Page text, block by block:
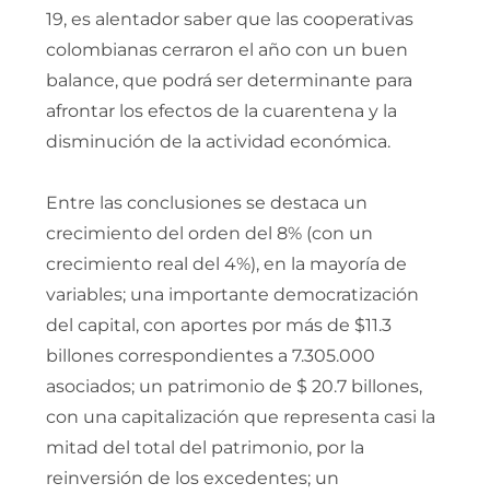
19, es alentador saber que las cooperativas
colombianas cerraron el año con un buen
balance, que podrá ser determinante para
afrontar los efectos de la cuarentena y la
disminución de la actividad económica.
Entre las conclusiones se destaca un
crecimiento del orden del 8% (con un
crecimiento real del 4%), en la mayoría de
variables; una importante democratización
del capital, con aportes por más de $11.3
billones correspondientes a 7.305.000
asociados; un patrimonio de $ 20.7 billones,
con una capitalización que representa casi la
mitad del total del patrimonio, por la
reinversión de los excedentes; un